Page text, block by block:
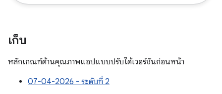
เก็บ
หลักเกณฑ์ด้านคุณภาพแอปแบบปรับได้เวอร์ชันก่อนหน้า
07-04-2026 - ระดับที่ 2